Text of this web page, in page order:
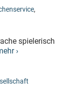
,
spielerisch
›